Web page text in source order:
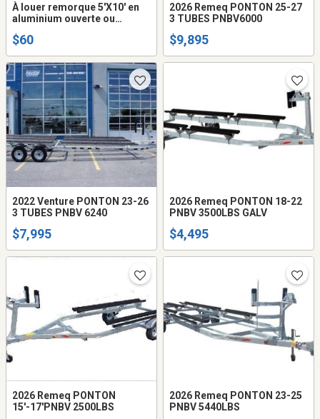
À louer remorque 5'X10' en
aluminium ouverte ou
$60
2026 Remeq PONTON 25-27
3 TUBES PNBV6000
$9,895
2022 Venture PONTON 23-26
3 TUBES PNBV 6240
$7,995
2026 Remeq PONTON 18-22
PNBV 3500LBS GALV
$4,495
2026 Remeq PONTON
15'-17'PNBV 2500LBS
2026 Remeq PONTON 23-25
PNBV 5440LBS